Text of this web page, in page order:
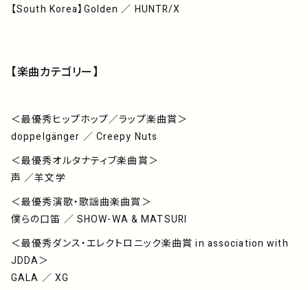
【South Korea】Golden ／ HUNTR/X
【楽曲カテゴリー】
＜最優秀ヒップホップ／ラップ楽曲賞＞
doppelgänger ／ Creepy Nuts
＜最優秀オルタナティブ楽曲賞＞
声 ／羊文学
＜最優秀演歌・歌謡曲楽曲賞＞
僕らの口笛 ／ SHOW-WA & MATSURI
＜最優秀ダンス・エレクトロニック楽曲賞 in association with
JDDA＞
GALA ／ XG